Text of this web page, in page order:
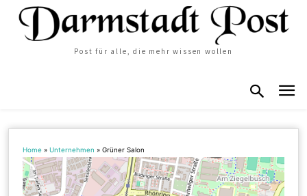
Post für alle, die mehr wissen wollen
Home »Unternehmen »Grüner Salon